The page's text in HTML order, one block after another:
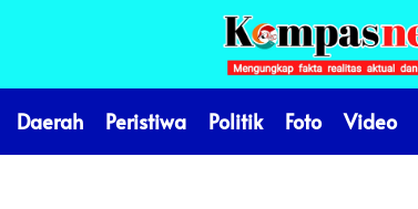
Daerah Peristiwa Politik Foto Video